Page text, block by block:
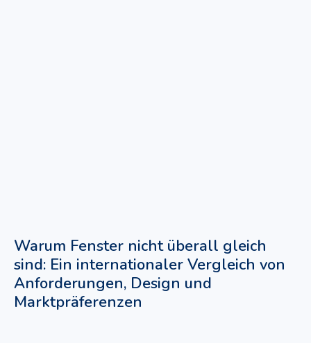
Warum Fenster nicht überall gleich
sind: Ein internationaler Vergleich von
Anforderungen, Design und
Marktpräferenzen